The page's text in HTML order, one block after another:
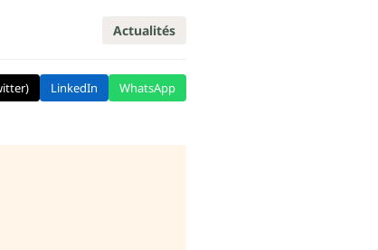
Actualités
LinkedIn WhatsApp